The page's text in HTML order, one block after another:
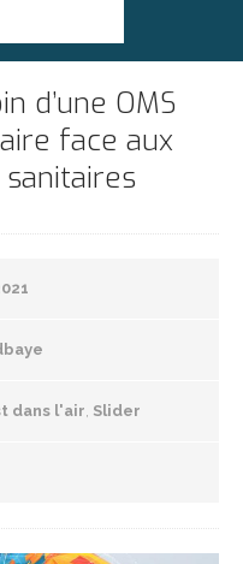
d’une OMS
face aux
dans l'air, Slider